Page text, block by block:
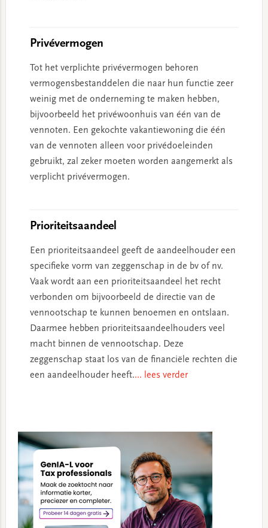
Privévermogen
Tot het verplichte privévermogen behoren
vermogensbestanddelen die naar hun functie zeer
weinig met de onderneming te maken hebben,
bijvoorbeeld het privéwoonhuis van één van de
vennoten. Een gekochte vakantiewoning die één
van de vennoten alleen voor privédoeleinden
gebruikt, zal zeker moeten worden aangemerkt als
verplicht privévermogen.
Prioriteitsaandeel
Een prioriteitsaandeel geeft de aandeelhouder een
specifieke vorm van zeggenschap in de bv of nv.
Vaak wordt aan een prioriteitsaandeel het recht
verbonden om bijvoorbeeld de directie van de
vennootschap te kunnen benoemen en ontslaan.
Daarmee hebben prioriteitsaandeelhouders veel
macht binnen de vennootschap. Deze
zeggenschap staat los van de financiële rechten die
een aandeelhouder heeft.... lees verder
Sidebar